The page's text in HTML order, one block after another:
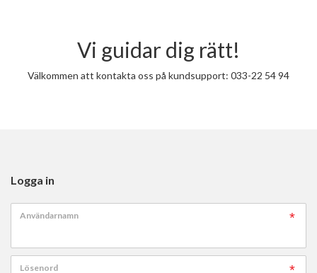
Vi guidar dig rätt!
Välkommen att kontakta oss på kundsupport: 033-22 54 94
Logga in
Användarnamn
Lösenord